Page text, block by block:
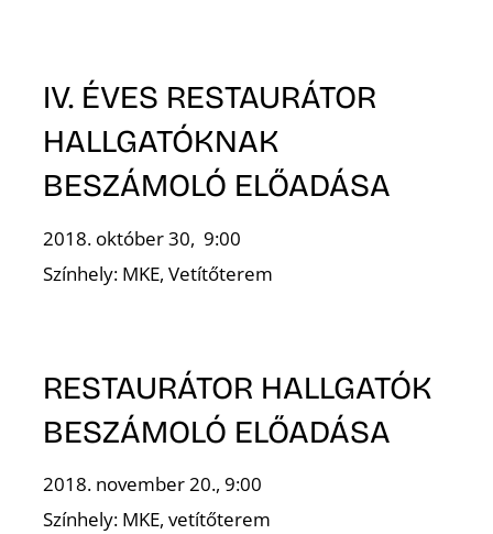
IV. ÉVES RESTAURÁTOR
HALLGATÓKNAK
BESZÁMOLÓ ELŐADÁSA
2018. október 30, 9:00
Színhely: MKE, Vetítőterem
RESTAURÁTOR HALLGATÓK
BESZÁMOLÓ ELŐADÁSA
2018. november 20., 9:00
Színhely: MKE, vetítőterem